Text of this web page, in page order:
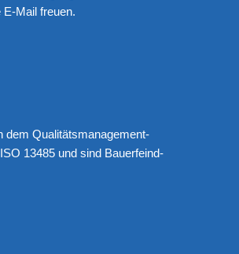
E-Mailfreuen.
dem Qualitätsmanagement-
13485 und sind Bauerfeind-